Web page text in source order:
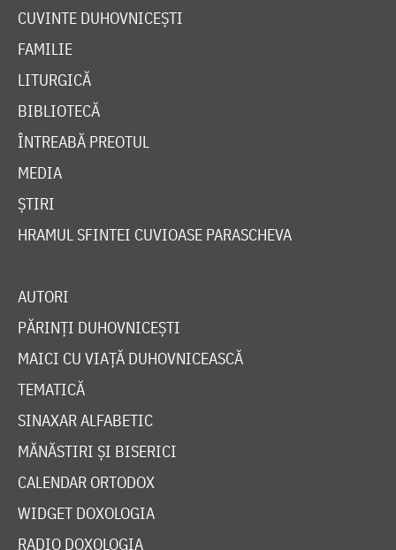
CUVINTE DUHOVNICEȘTI
FAMILIE
LITURGICĂ
BIBLIOTECĂ
ÎNTREABĂ PREOTUL
MEDIA
ȘTIRI
HRAMUL SFINTEI CUVIOASE PARASCHEVA
AUTORI
PĂRINȚI DUHOVNICEȘTI
MAICI CU VIAȚĂ DUHOVNICEASCĂ
TEMATICĂ
SINAXAR ALFABETIC
MĂNĂSTIRI ȘI BISERICI
CALENDAR ORTODOX
WIDGET DOXOLOGIA
RADIO DOXOLOGIA